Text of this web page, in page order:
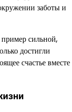
заботы и
сильной,
достигли
счастье вместе